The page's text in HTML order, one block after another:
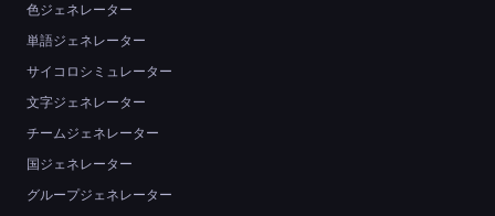
色ジェネレーター
単語ジェネレーター
サイコロシミュレーター
文字ジェネレーター
チームジェネレーター
国ジェネレーター
グループジェネレーター